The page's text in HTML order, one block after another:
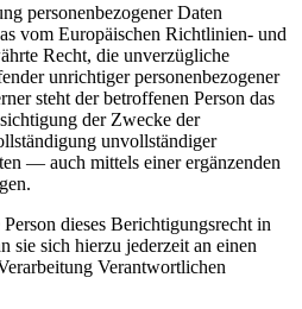
personenbezogener Daten
vom Europäischen Richtlinien- und
Recht, die unverzügliche
unrichtiger personenbezogener
steht der betroffenen Person das
der Zwecke der
unvollständiger
— auch mittels einer ergänzenden
dieses Berichtigungsrecht in
sie sich hierzu jederzeit an einen
Verantwortlichen